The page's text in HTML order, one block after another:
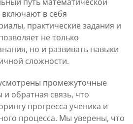
включают в себя
практические задания и
не только
но и развивать навыки
сложности.
промежуточные
обратная связь, что
прогресса ученика и
процесса. Мы уверены, что